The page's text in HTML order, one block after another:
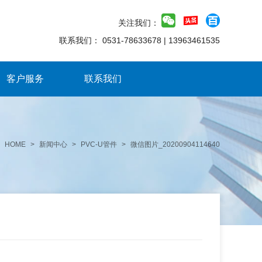
关注我们：
联系我们：
0531-78633678 | 13963461535
客户服务 联系我们
HOME > 新闻中心 > PVC-U管件 > 微信图片_20200904114640